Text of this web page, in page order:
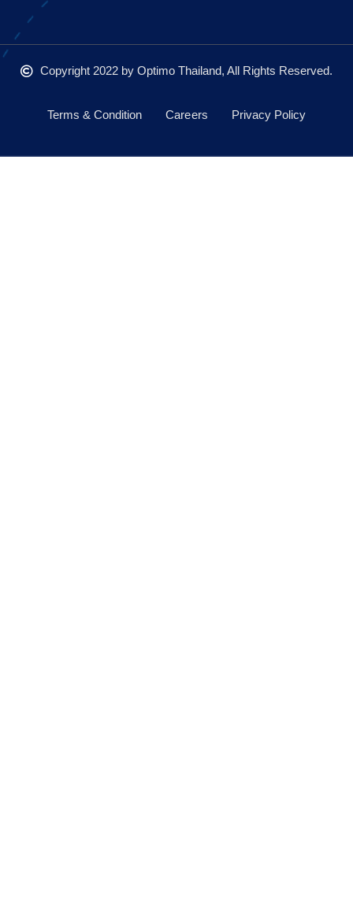
Copyright 2022 by Optimo Thailand, All Rights Reserved.
Terms & Condition Careers Privacy Policy